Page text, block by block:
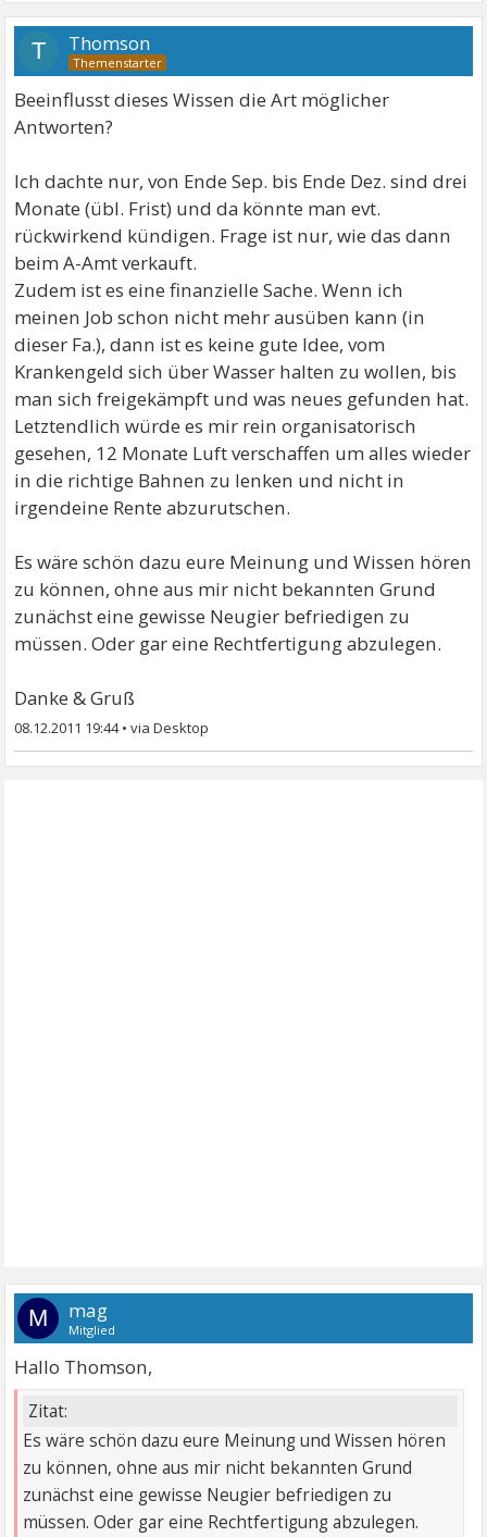
T Thomson
Beeinflusst dieses Wissen die Art möglicher
Antworten?
Ich dachte nur, von Ende Sep. bis Ende Dez. sind drei
Monate (übl. Frist) und da könnte man evt.
rückwirkend kündigen. Frage ist nur, wie das dann
beim A-Amt verkauft.
Zudem ist es eine finanzielle Sache. Wenn ich
meinen Job schon nicht mehr ausüben kann (in
dieser Fa.), dann ist es keine gute Idee, vom
Krankengeld sich über Wasser halten zu wollen, bis
man sich freigekämpft und was neues gefunden hat.
Letztendlich würde es mir rein organisatorisch
gesehen, 12 Monate Luft verschaffen um alles wieder
in die richtige Bahnen zu lenken und nicht in
irgendeine Rente abzurutschen.
Es wäre schön dazu eure Meinung und Wissen hören
zu können, ohne aus mir nicht bekannten Grund
zunächst eine gewisse Neugier befriedigen zu
müssen. Oder gar eine Rechtfertigung abzulegen.
Danke & Gruß
08.12.2011 19:44•
M mag
Mitglied
Hallo Thomson,
Zitat:
Es wäre schön dazu eure Meinung und Wissen hören
zu können, ohne aus mir nicht bekannten Grund
zunächst eine gewisse Neugier befriedigen zu
müssen. Oder gar eine Rechtfertigung abzulegen.